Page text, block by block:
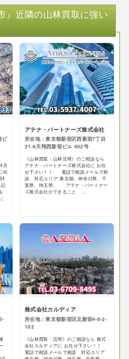
』近隣の山林買取に強い
ビ
月
向
アテナ・パートナーズ株式会社
所在地：東京都新宿区西新宿7丁目
21-9天翔西新宿ビル 402号
《山林買取・山林活用》のご相談なら
アテナ・パートナーズ株式会社に お任
せ下さい！！ 電話で相談メールで相
談 対応エリア 東京都、神奈川県、千
葉県、埼玉県。 アテナ・パートナー
ズ株式会社ができること ...
株式会社カルディア
所在地：東京都新宿区北新宿4-8-2-
102
《山林買取・活用》のご相談なら 株式
会社カルディアに お任せ下さい！！
電話で相談メールで相談 対応エリア